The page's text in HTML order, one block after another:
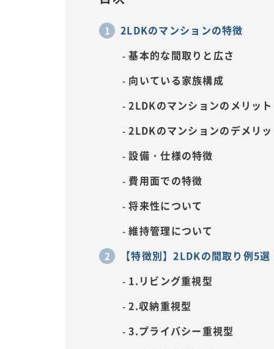
2LDKのマンションの特徴
基本的な間取りと広さ
向いている家族構成
2LDKのマンションのメリット
2LDKのマンションのデメリ
設備・仕様の特徴
費用面での特徴
将来性について
維持管理について
【特徴別】2LDKの間取り例5選
1.リビング重視型
2.収納重視型
3.プライバシー重視型